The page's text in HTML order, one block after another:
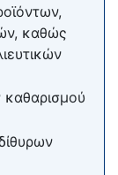
καθώς